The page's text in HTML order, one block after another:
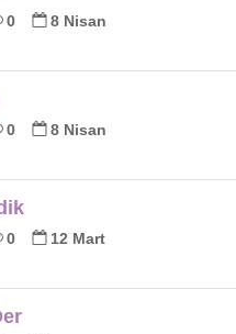
0
8 Nisan
0
8 Nisan
0
12 Mart